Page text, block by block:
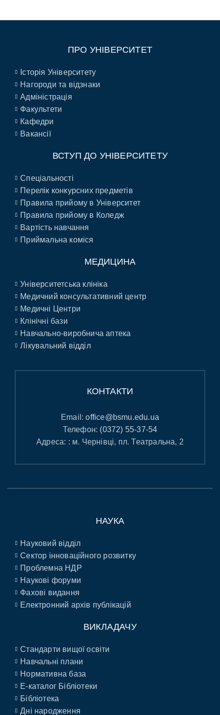
ПРО УНІВЕРСИТЕТ
Історія Університету
Нагороди та відзнаки
Адміністрація
Факультети
Кафедри
Вакансії
ВСТУП ДО УНІВЕРСИТЕТУ
Спеціальності
Перелік конкурсних предметів
Правила прийому в Університет
Правила прийому в Коледж
Вартість навчання
Приймальна коміся
МЕДИЦИНА
Університетська клініка
Медичний консультативний центр
Медичні Центри
Клінічні бази
Навчально-виробнича аптека
Лікувальний відділ
КОНТАКТИ
Email:office@bsmu.edu.ua
Телефон: (0372) 55-37-54
Адреса: : м. Чернівці, пл. Театральна, 2
НАУКА
Науковий відділ
Сектор інноваційного розвитку
Проблемна НДР
Наукові форуми
Фахові видання
Електронний архів публікацій
ВИКЛАДАЧУ
Стандарти вищої освіти
Навчальні плани
Нормативна база
E-каталог Бібліотеки
Бібліотека
Дні народження